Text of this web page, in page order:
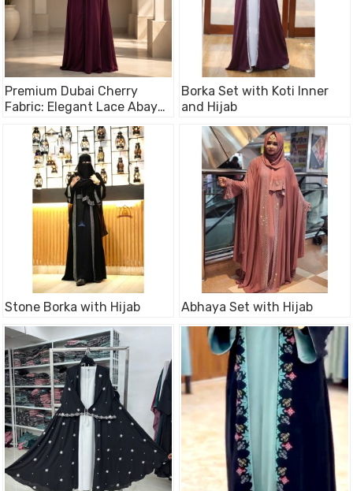
Premium Dubai Cherry
Fabric: Elegant Lace Abaya
Borka maroon Color
Borka Set with Koti Inner
and Hijab
Stone Borka with Hijab Abhaya Set with Hijab